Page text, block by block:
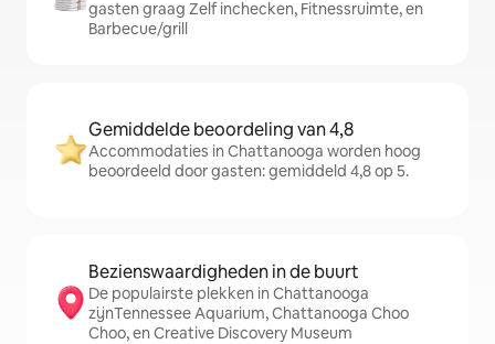
gasten graag Zelf inchecken, Fitnessruimte, en
Barbecue/grill
Gemiddelde beoordeling van 4,8
Accommodaties in Chattanooga worden hoog
beoordeeld door gasten: gemiddeld 4,8 op 5.
Bezienswaardigheden in de buurt
De populairste plekken in Chattanooga
zijnTennessee Aquarium, Chattanooga Choo
Choo, en Creative Discovery Museum